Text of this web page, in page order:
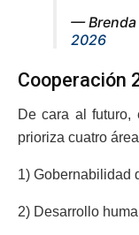
— Brenda
2026
Cooperación
De cara al futuro,
prioriza cuatro
1) Gobernabilidad
2) Desarrollo